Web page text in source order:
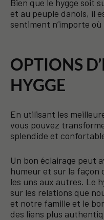
Bien que le hygge soit
et au peuple danois, il
sentiment n’importe
OPTIONS
HYGGE
En utilisant les
vous pouvez
splendide et
Un bon éclairage peut
humeur et sur la façon
les uns aux autres. Le
sur les relations que
et notre famille et le
des liens plus